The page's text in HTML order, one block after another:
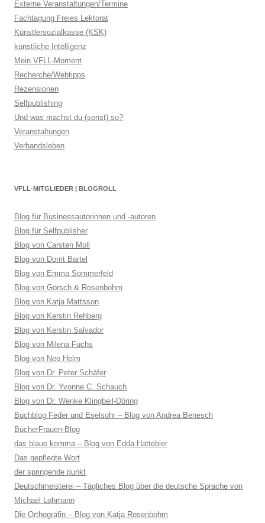
Externe Veranstaltungen/Termine
Fachtagung Freies Lektorat
Künstlersozialkasse (KSK)
künstliche Intelligenz
Mein VFLL-Moment
Recherche/Webtipps
Rezensionen
Selfpublishing
Und was machst du (sonst) so?
Veranstaltungen
Verbandsleben
VFLL-MITGLIEDER | BLOGROLL
Blog für Businessautorinnen und -autoren
Blog für Selfpublisher
Blog von Carsten Moll
Blog von Dorrit Bartel
Blog von Emma Sommerfeld
Blog von Görsch & Rosenbohm
Blog von Katja Mattsson
Blog von Kerstin Rehberg
Blog von Kerstin Salvador
Blog von Milena Fuchs
Blog von Neo Helm
Blog von Dr. Peter Schäfer
Blog von Dr. Yvonne C. Schauch
Blog von Dr. Wenke Klingbeil-Döring
Buchblog Feder und Eselsohr – Blog von Andrea Benesch
BücherFrauen-Blog
das blaue komma – Blog von Edda Hattebier
Das gepflegte Wort
der springende punkt
Deutschmeisterei – Tägliches Blog über die deutsche Sprache von
Michael Lohmann
Die Orthogräfin – Blog von Katja Rosenbohm